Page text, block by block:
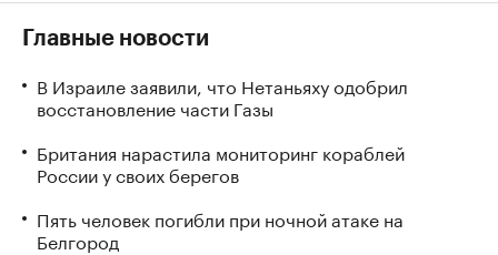
Главные новости
В Израиле заявили, что Нетаньяху одобрил
восстановление части Газы
Британия нарастила мониторинг кораблей
России у своих берегов
Пять человек погибли при ночной атаке на
Белгород